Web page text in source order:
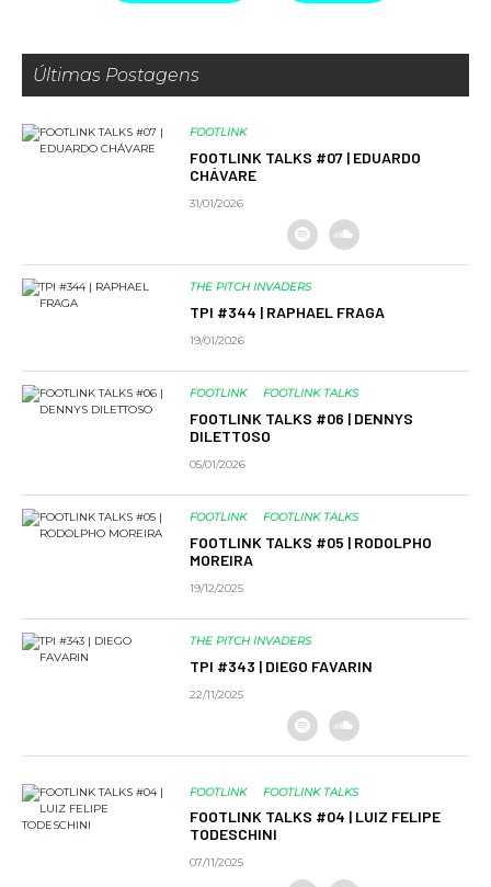
Últimas Postagens
FOOTLINK
FOOTLINK TALKS #07 | EDUARDO
CHÁVARE
31/01/2026
THE PITCH INVADERS
TPI #344 | RAPHAEL FRAGA
19/01/2026
FOOTLINK FOOTLINK TALKS
FOOTLINK TALKS #06 | DENNYS
DILETTOSO
05/01/2026
FOOTLINK FOOTLINK TALKS
FOOTLINK TALKS #05 | RODOLPHO
MOREIRA
19/12/2025
THE PITCH INVADERS
TPI #343 | DIEGO FAVARIN
22/11/2025
FOOTLINK FOOTLINK TALKS
FOOTLINK TALKS #04 | LUIZ FELIPE
TODESCHINI
07/11/2025